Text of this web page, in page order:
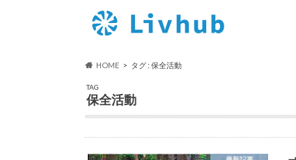
HOME タグ : 保全活動
TAG
保全活動